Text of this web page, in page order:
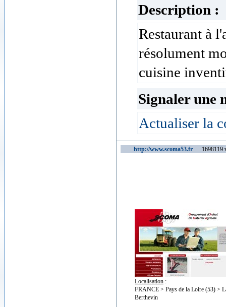
Description :
Restaurant à
résolument
cuisine
Signaler une
Actualiser la
http://www.scoma53.fr 1698119
Localisation :
FRANCE > Pays de la Loire (53) >
Berthevin